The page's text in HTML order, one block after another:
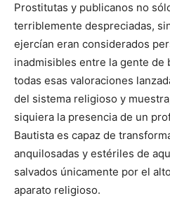
Prostitutas y publicanos no
terriblemente despreciadas,
ejercían eran considerados
inadmisibles entre la gente de
todas esas valoraciones
del sistema religioso y
siquiera la presencia de un
Bautista es capaz de
anquilosadas y estériles de
salvados únicamente por el
aparato religioso.